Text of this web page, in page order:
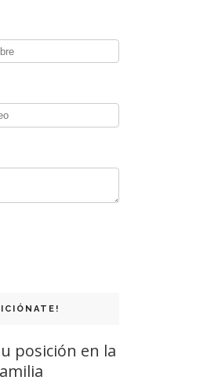
posición en la